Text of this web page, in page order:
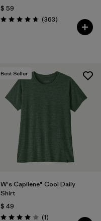
$ 59
Valoración: 4.7 / 5
(363Comentarios
)
Best Seller
W's Capilene® Cool Daily
Shirt
$ 49
(1Comentarios
)